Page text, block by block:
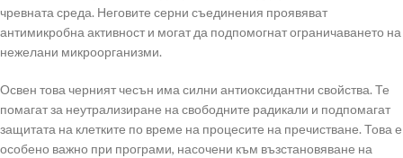
чревната среда. Неговите серни съединения проявяват
антимикробна активност и могат да подпомогнат ограничаването на
нежелани микроорганизми.
Освен това черният чесън има силни антиоксидантни свойства. Те
помагат за неутрализиране на свободните радикали и подпомагат
защитата на клетките по време на процесите на пречистване. Това е
особено важно при програми, насочени към възстановяване на